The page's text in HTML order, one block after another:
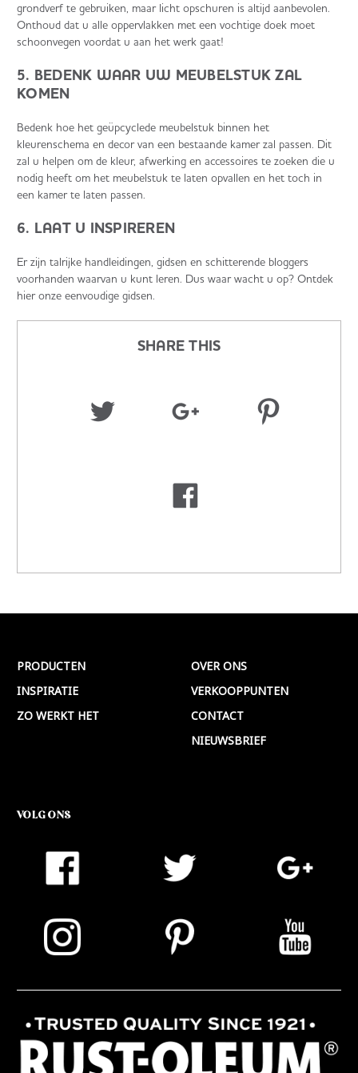
grondverf te gebruiken, maar licht opschuren is altijd aanbevolen.
Onthoud dat u alle oppervlakken met een vochtige doek moet
schoonvegen voordat u aan het werk gaat!
5. BEDENK WAAR UW MEUBELSTUK ZAL
KOMEN
Bedenk hoe het geüpcyclede meubelstuk binnen het
kleurenschema en decor van een bestaande kamer zal passen. Dit
zal u helpen om de kleur, afwerking en accessoires te zoeken die u
nodig heeft om het meubelstuk te laten opvallen en het toch in
een kamer te laten passen.
6. LAAT U INSPIREREN
Er zijn talrijke handleidingen, gidsen en schitterende bloggers
voorhanden waarvan u kunt leren. Dus waar wacht u op? Ontdek
hier onze eenvoudige gidsen.
SHARE THIS
PRODUCTEN
INSPIRATIE
ZO WERKT HET
OVER ONS
VERKOOPPUNTEN
CONTACT
NIEUWSBRIEF
VOLG ONS